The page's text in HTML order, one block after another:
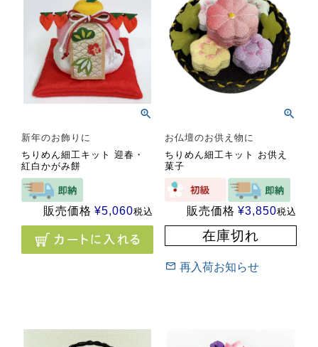
新年のお飾りに
ちりめん細工キット 迎春・
紅白かがみ餅
販売価格 ¥5,060税込
お仏壇のお供え物に
ちりめん細工キット お供え
菓子
販売価格 ¥3,850税込
在庫切れ
再入荷お知らせ